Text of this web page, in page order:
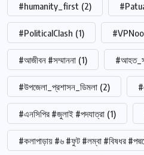
#humanity_first (2)
#PoliticalClash (1)
#আজীবন #সম্মাননা (1)
#উপজেলা_প্রশাসন_ডিমলা (2)
#এনসিপির #জুলাই #পদযাত্রা (1)
#কলাপাড়ায় #৬ #ফুট #লম্বা #বিষধর